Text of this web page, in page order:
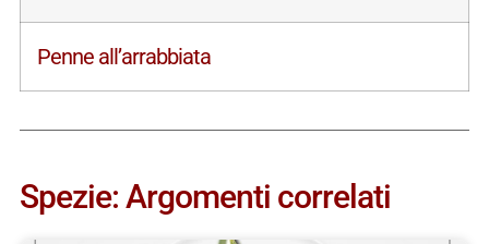
Penne all’arrabbiata
Spezie: Argomenti correlati